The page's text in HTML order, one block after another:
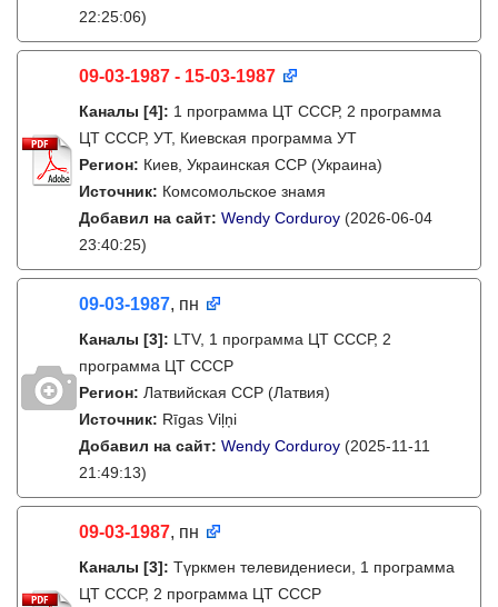
22:25:06)
09-03-1987 - 15-03-1987
Каналы [4]: 1 программа ЦТ СССР, 2 программа
ЦТ СССР, УТ, Киевская программа УТ
Регион: Киев, Украинская ССР (Украина)
Источник: Комсомольское знамя
Добавил на сайт: Wendy Corduroy (2026-06-04
23:40:25)
09-03-1987, пн
Каналы [3]: LTV, 1 программа ЦТ СССР, 2
программа ЦТ СССР
Регион: Латвийская ССР (Латвия)
Источник: Rīgas Viļņi
Добавил на сайт: Wendy Corduroy (2025-11-11
21:49:13)
09-03-1987, пн
Каналы [3]: Түркмен телевидениеси, 1 программа
ЦТ СССР, 2 программа ЦТ СССР